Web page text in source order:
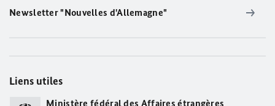
Newsletter "Nouvelles d'Allemagne"
Liens utiles
Ministère fédéral des Affaires étrangères